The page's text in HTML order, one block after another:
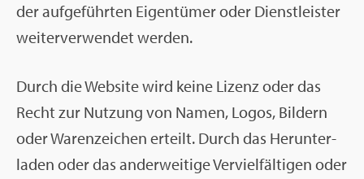
der auf­ge­führ­ten Ei­gen­tü­mer oder Dienst­leis­ter
wei­ter­ver­wen­det wer­den.
Durch die Web­site wird keine Li­zenz oder das
Recht zur Nut­zung von Namen, Logos, Bil­dern
oder Wa­ren­zei­chen er­teilt. Durch das Her­un­ter­
la­den oder das an­der­wei­ti­ge Ver­viel­fäl­ti­gen oder